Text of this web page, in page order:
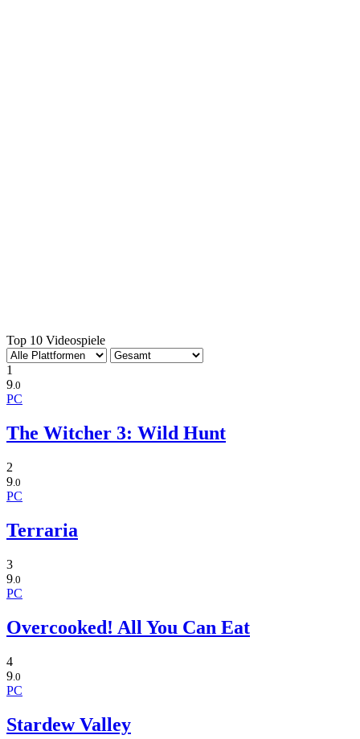
Top 10 Videospiele
1
9.0
PC
The Witcher 3: Wild Hunt
2
9.0
PC
Terraria
3
9 .0
PC
Overcooked! All You Can Eat
4
9 .0
PC
Stardew Valley